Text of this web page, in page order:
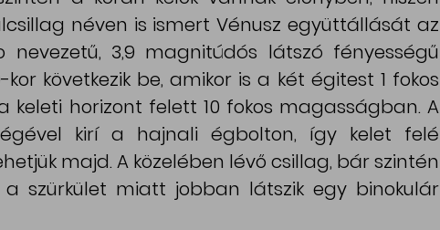
néven is ismert Vénusz együttállását az
nevezetű, 3,9 magnitúdós látszó fényességű
következik be, amikor is a két égitest 1 fokos
horizont felett 10 fokos magasságban. A
kirí a hajnali égbolton, így kelet felé
majd. A közelében lévő csillag, bár szintén
szürkület miatt jobban látszik egy binokulár